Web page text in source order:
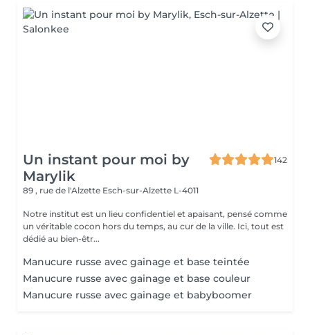
Un instant pour moi by
Marylik
142
89 , rue de l'Alzette Esch-sur-Alzette L-4011
Notre institut est un lieu confidentiel et apaisant, pensé comme
un véritable cocon hors du temps, au cur de la ville. Ici, tout est
dédié au bien-êtr...
Manucure russe avec gainage et base teintée
Manucure russe avec gainage et base couleur
Manucure russe avec gainage et babyboomer